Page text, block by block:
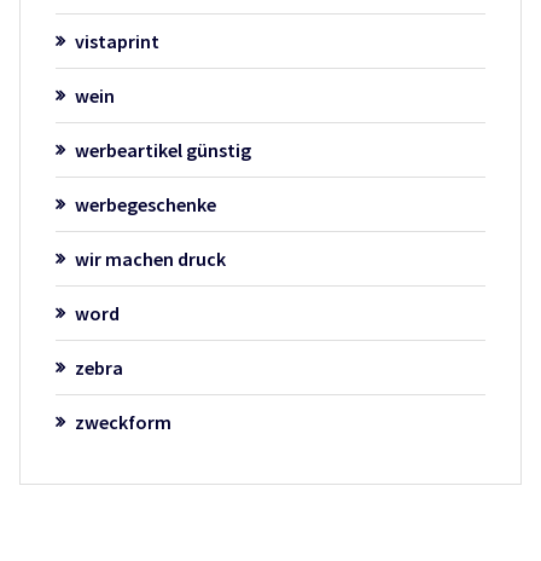
vistaprint
wein
werbeartikel günstig
werbegeschenke
wir machen druck
word
zebra
zweckform